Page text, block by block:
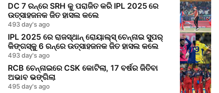
DC 7 ରନ୍‌ରେ SRH କୁ ପରାଜିତ କରି IPL 2025 ରେ
ଉତ୍ସାହଜନକ ଜିତ ହାସଲ କଲେ
493 day's ago
IPL 2025 ରେ ରାଜସ୍ଥାନ୍ ରୋୟାଲ୍ସ୍ ଚେନ୍ନାଇ ସୁପର୍
କିଙ୍ଗସ୍‌କୁ 6 ରନ୍‌ରେ ଉତ୍ସାହଜନକ ଜିତ ହାସଲ କଲେ
493 day's ago
RCB ଚେନ୍ନାଇରେ CSK କୋଟିଲା, 17 ବର୍ଷର ଜିତିବା
ଅଭାବ ଭଙ୍ଗିଲା
495 day's ago